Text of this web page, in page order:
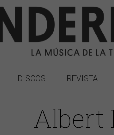
DISCOS REVISTA
Albert